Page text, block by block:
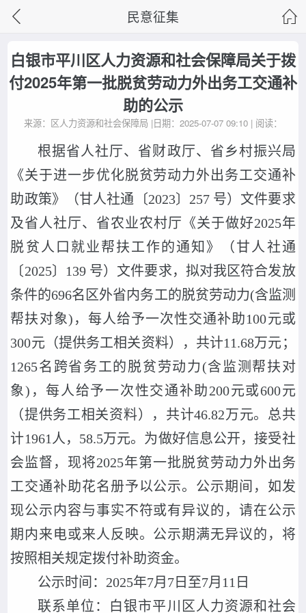
民意征集
白银市平川区人力资源和社会保障局关于拨
付2025年第一批脱贫劳动力外出务工交通补
助的公示
来源：区人力资源和社会保障局 |日期：2025-07-07 09:10 | 阅读：
根据省人社厅、省财政厅、省乡村振兴局
《关于进一步优化脱贫劳动力外出务工交通补
助政策》（甘人社通〔2023〕257 号）文件要求
及省人社厅、省农业农村厅《关于做好2025年
脱贫人口就业帮扶工作的通知》（甘人社通
〔2025〕139 号）文件要求，拟对我区符合发放
条件的696名区外省内务工的脱贫劳动力(含监测
帮扶对象)，每人给予一次性交通补助100元或
300元（提供务工相关资料），共计11.68万元；
1265名跨省务工的脱贫劳动力(含监测帮扶对
象)，每人给予一次性交通补助200元或600元
（提供务工相关资料），共计46.82万元。总共
计1961人，58.5万元。为做好信息公开，接受社
会监督，现将2025年第一批脱贫劳动力外出务
工交通补助花名册予以公示。公示期间，如发
现公示内容与事实不符或有异议的，请在公示
期内来电或来人反映。公示期满无异议的，将
按照相关规定拨付补助资金。
公示时间：2025年7月7日至7月11日
联系单位：白银市平川区人力资源和社会